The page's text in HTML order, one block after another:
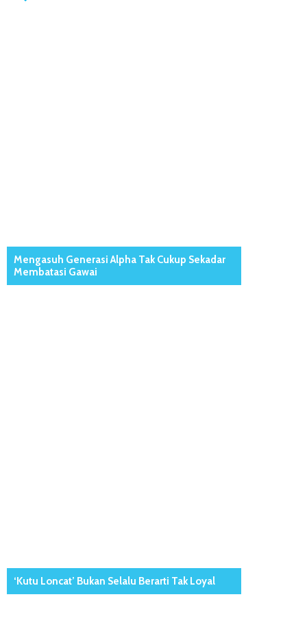
Mengasuh Generasi Alpha Tak Cukup Sekadar
Membatasi Gawai
‘Kutu Loncat’ Bukan Selalu Berarti Tak Loyal